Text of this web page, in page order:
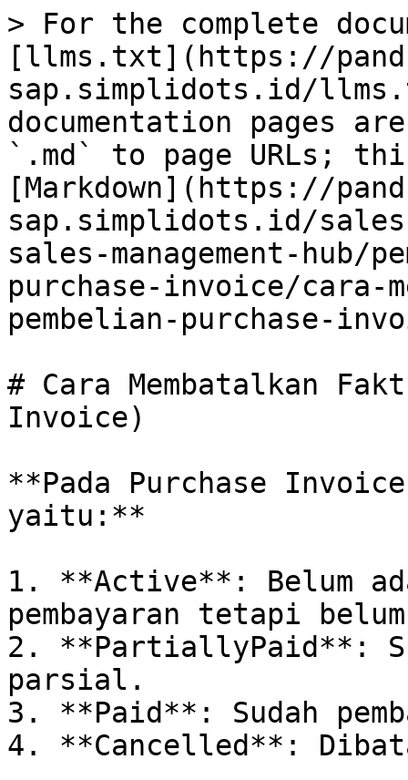
> For the complete
[llms.txt](https://
sap.simplidots.id/
documentation pages
`.md` to page URLs;
[Markdown](https://
sap.simplidots.id/
sales-management-hub/
purchase-invoice/cara-
pembelian-purchase-
# Cara Membatalkan
Invoice)
**Pada Purchase
yaitu:**
1. **Active**: Belum
pembayaran tetapi
2. **PartiallyPaid**:
parsial.
3. **Paid**: Sudah
4. **Cancelled**: